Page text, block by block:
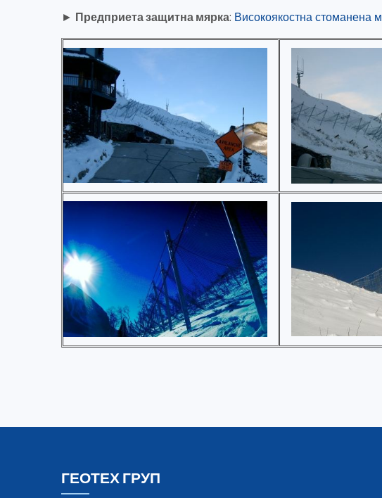
► Предприета защитна мярка: Високоякостна
ГЕОТЕХ ГРУП